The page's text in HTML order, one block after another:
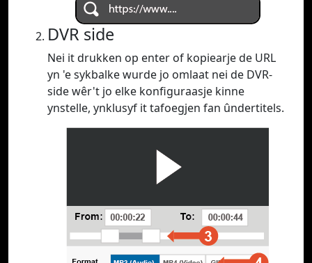
DVR side
Nei it drukken op enter of kopiearje de URL
yn 'e sykbalke wurde jo omlaat nei de DVR-
side wêr't jo elke konfiguraasje kinne
ynstelle, ynklusyf it tafoegjen fan ûndertitels.